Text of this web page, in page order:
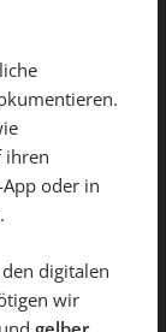
ihren
oder in
digitalen
wir